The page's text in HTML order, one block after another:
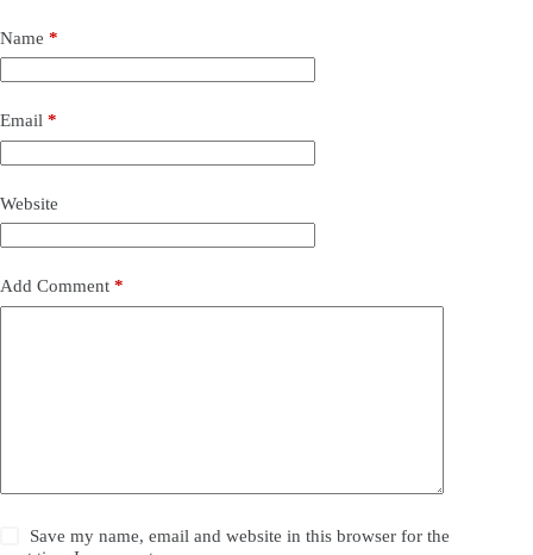
Name *
Email *
Website
Add Comment *
Save my name, email and website in this browser for the